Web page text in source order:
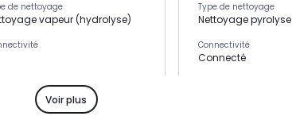
de nettoyage
vapeur (hydrolyse)
froide
Type de nettoyage
Nettoyage pyrolyse
Connectivité
Connecté
Voir plus